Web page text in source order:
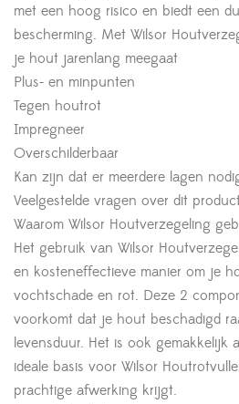
met een hoog risico en biedt een
bescherming. Met Wilsor
je hout jarenlang meegaat
Plus- en minpunten
Tegen houtrot
Impregneer
Overschilderbaar
Kan zijn dat er meerdere lagen
Veelgestelde vragen over dit product
Waarom Wilsor Houtverzegeling
Het gebruik van Wilsor
en kosteneffectieve manier om je
vochtschade en rot. Deze 2
voorkomt dat je hout beschadigd
levensduur. Het is ook gemakkelijk
ideale basis voor Wilsor
prachtige afwerking krijgt.